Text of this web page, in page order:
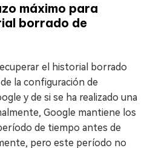
máximo para
borrado de
el historial borrado
la configuración de
y de si se ha realizado una
Google mantiene los
de tiempo antes de
pero este período no